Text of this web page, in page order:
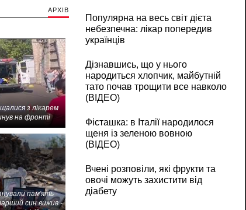
АРХІВ
з лікарем
на фронті
пам'ять
син вижив -
Популярна на весь світ дієта
небезпечна: лікар попередив
українців
Дізнавшись, що у нього
народиться хлопчик, майбутній
тато почав трощити все навколо
(ВІДЕО)
Фісташка: в Італії народилося
щеня із зеленою вовною
(ВІДЕО)
Вчені розповіли, які фрукти та
овочі можуть захистити від
діабету